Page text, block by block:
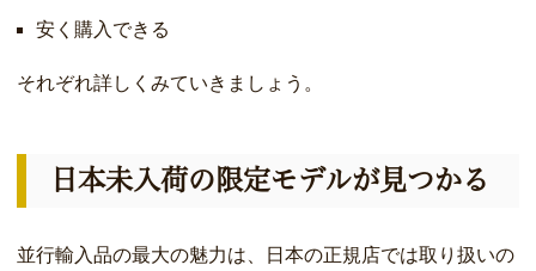
安く購入できる
それぞれ詳しくみていきましょう。
日本未入荷の限定モデルが見つかる
並行輸入品の最大の魅力は、日本の正規店では取り扱いの